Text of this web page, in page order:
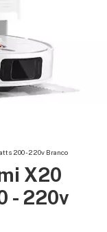
200 - 220v Branco
X20
- 220v